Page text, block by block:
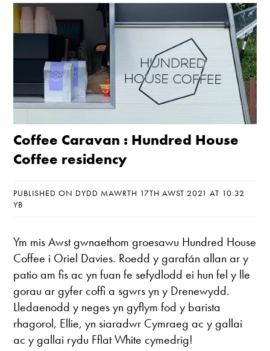
Coffee Caravan : Hundred House
Coffee residency
PUBLISHED ON DYDD MAWRTH 17TH AWST 2021 AT 10:32
YB
Ym mis Awst gwnaethom groesawu Hundred House
Coffee i Oriel Davies. Roedd y garafán allan ar y
patio am fis ac yn fuan fe sefydlodd ei hun fel y lle
gorau ar gyfer coffi a sgwrs yn y Drenewydd.
Lledaenodd y neges yn gyflym fod y barista
rhagorol, Ellie, yn siaradwr Cymraeg ac y gallai
ac y gallai rydu Fflat White cymedrig!